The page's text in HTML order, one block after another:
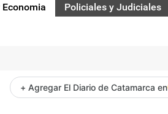
Policiales y Judiciales
+ Agregar El Diario de Catamarca en